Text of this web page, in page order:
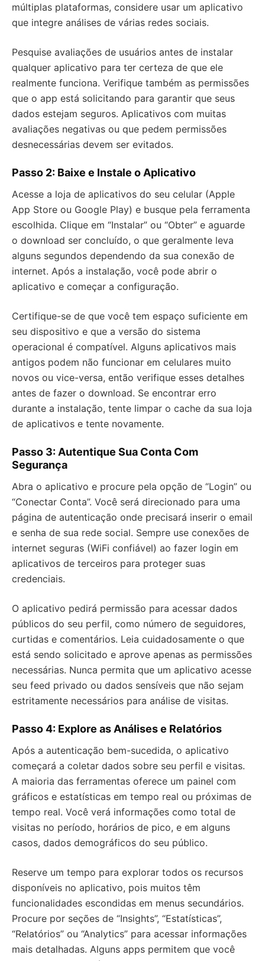
múltiplas plataformas, considere usar um aplicativo
que integre análises de várias redes sociais.
Pesquise avaliações de usuários antes de instalar
qualquer aplicativo para ter certeza de que ele
realmente funciona. Verifique também as permissões
que o app está solicitando para garantir que seus
dados estejam seguros. Aplicativos com muitas
avaliações negativas ou que pedem permissões
desnecessárias devem ser evitados.
Passo 2: Baixe e Instale o Aplicativo
Acesse a loja de aplicativos do seu celular (Apple
App Store ou Google Play) e busque pela ferramenta
escolhida. Clique em “Instalar” ou “Obter” e aguarde
o download ser concluído, o que geralmente leva
alguns segundos dependendo da sua conexão de
internet. Após a instalação, você pode abrir o
aplicativo e começar a configuração.
Certifique-se de que você tem espaço suficiente em
seu dispositivo e que a versão do sistema
operacional é compatível. Alguns aplicativos mais
antigos podem não funcionar em celulares muito
novos ou vice-versa, então verifique esses detalhes
antes de fazer o download. Se encontrar erro
durante a instalação, tente limpar o cache da sua loja
de aplicativos e tente novamente.
Passo 3: Autentique Sua Conta Com
Segurança
Abra o aplicativo e procure pela opção de “Login” ou
“Conectar Conta”. Você será direcionado para uma
página de autenticação onde precisará inserir o email
e senha de sua rede social. Sempre use conexões de
internet seguras (WiFi confiável) ao fazer login em
aplicativos de terceiros para proteger suas
credenciais.
O aplicativo pedirá permissão para acessar dados
públicos do seu perfil, como número de seguidores,
curtidas e comentários. Leia cuidadosamente o que
está sendo solicitado e aprove apenas as permissões
necessárias. Nunca permita que um aplicativo acesse
seu feed privado ou dados sensíveis que não sejam
estritamente necessários para análise de visitas.
Passo 4: Explore as Análises e Relatórios
Após a autenticação bem-sucedida, o aplicativo
começará a coletar dados sobre seu perfil e visitas.
A maioria das ferramentas oferece um painel com
gráficos e estatísticas em tempo real ou próximas de
tempo real. Você verá informações como total de
visitas no período, horários de pico, e em alguns
casos, dados demográficos do seu público.
Reserve um tempo para explorar todos os recursos
disponíveis no aplicativo, pois muitos têm
funcionalidades escondidas em menus secundários.
Procure por seções de “Insights”, “Estatísticas”,
“Relatórios” ou “Analytics” para acessar informações
mais detalhadas. Alguns apps permitem que você